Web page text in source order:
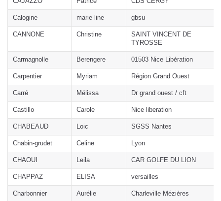
Calogine marie-line gbsu
CANNONE Christine
SAINT VINCENT DE
TYROSSE
Carmagnolle Berengere 01503 Nice Libération
Carpentier Myriam Région Grand Ouest
Carré Mélissa Dr grand ouest / cft
Castillo Carole Nice liberation
CHABEAUD Loic SGSS Nantes
Chabin-grudet Celine Lyon
CHAOUI Leila CAR GOLFE DU LION
CHAPPAZ ELISA versailles
Charbonnier Aurélie Charleville Mézières